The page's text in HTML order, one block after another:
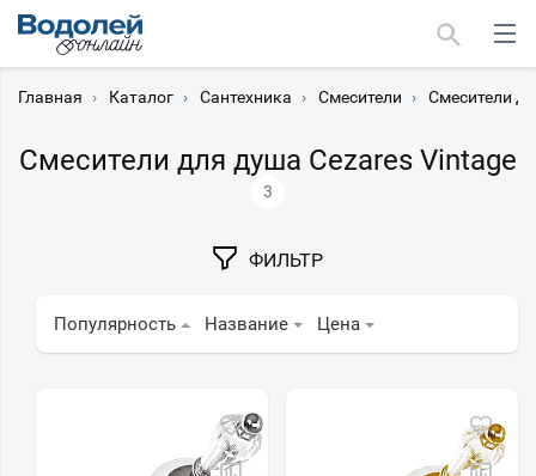
Главная › Каталог › Сантехника › Смесители › Смесители
Смесители для душа Cezares Vintage
3
ФИЛЬТР
Популярность Название Цена